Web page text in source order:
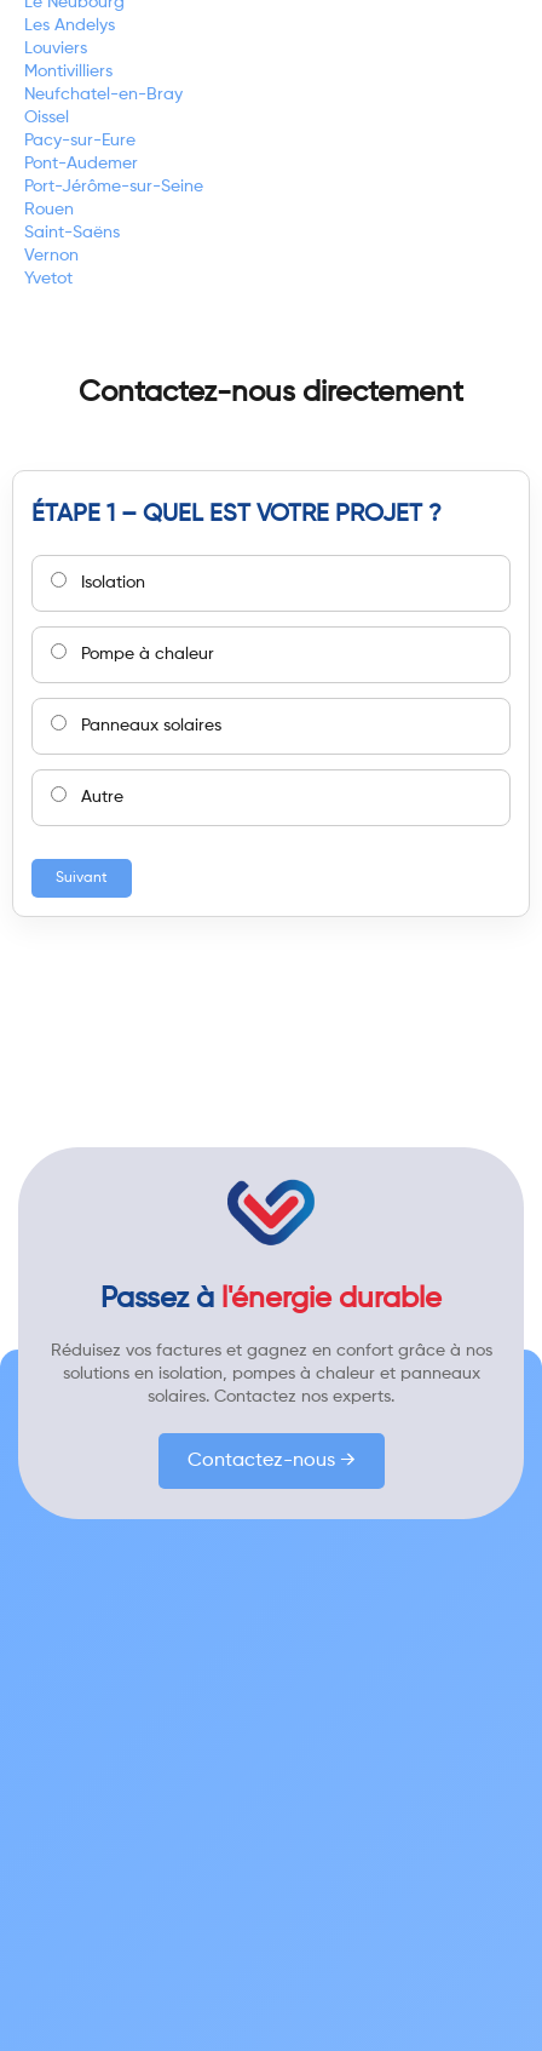
Les Andelys
Louviers
Montivilliers
Neufchatel-en-Bray
Oissel
Pacy-sur-Eure
Pont-Audemer
Port-Jérôme-sur-Seine
Rouen
Saint-Saëns
Vernon
Yvetot
Contactez-nous directement
ÉTAPE 1 – QUEL EST VOTRE PROJET ?
Isolation
Pompe à chaleur
Panneaux solaires
Autre
Suivant
Passez à l'énergie durable
Réduisez vos factures et gagnez en confort grâce à nos
solutions en isolation, pompes à chaleur et panneaux
solaires. Contactez nos experts.
Contactez-nous →